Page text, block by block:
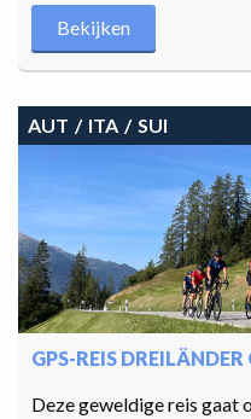
Bekijken
AUT ITA SUI
GPS-REIS DREILÄNDER
Deze geweldige reis gaat